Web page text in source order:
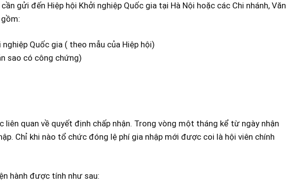
gửi đến Hiệp hội Khởi nghiệp Quốc gia tại Hà Nội hoặc các Chi nhánh, Văn
Quốc gia ( theo mẫu của Hiệp hội)
sao có công chứng)
quan về quyết định chấp nhận. Trong vòng một tháng kể từ ngày nhận
Chỉ khi nào tổ chức đóng lệ phí gia nhập mới được coi là hội viên chính
hành được tính như sau: